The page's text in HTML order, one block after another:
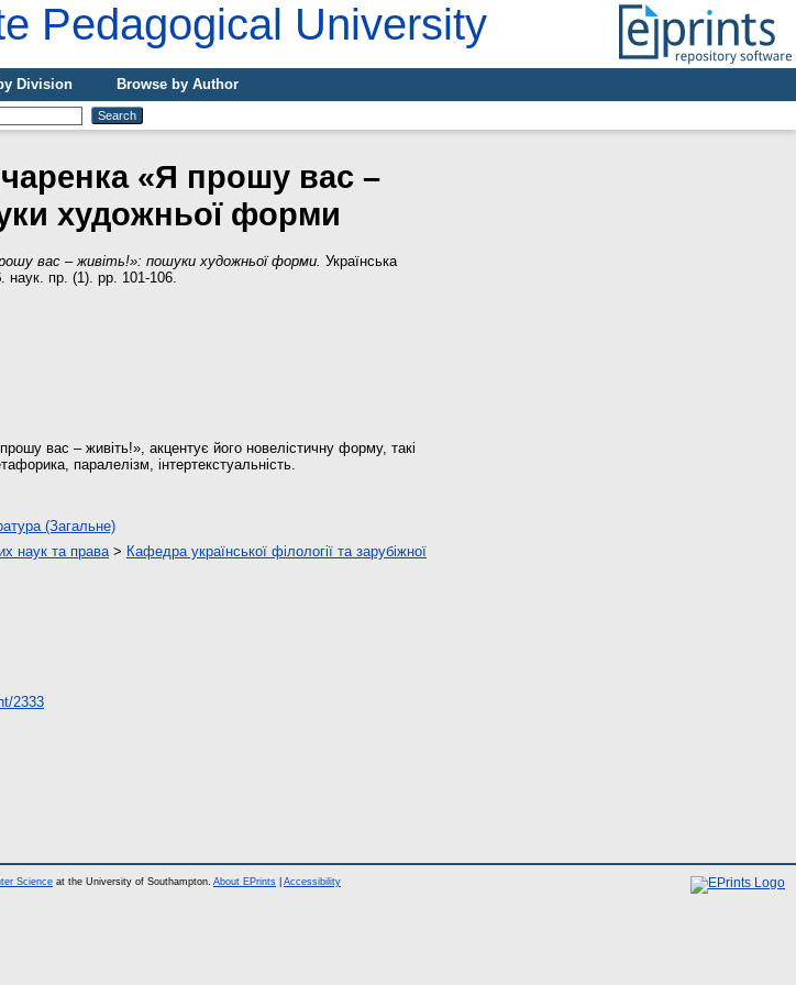
Pedagogical University
Division
Browse by Author
«Я прошу вас –
художньої форми
вас – живіть!»: пошуки художньої форми. Українська
наук. пр. (1). pp. 101-106.
вас – живіть!», акцентує його новелістичну форму, такі
паралелізм, інтертекстуальність.
(Загальне)
наук та права> Кафедра української філології та зарубіжної
2333
Science at the University of Southampton. About EPrints Accessibility